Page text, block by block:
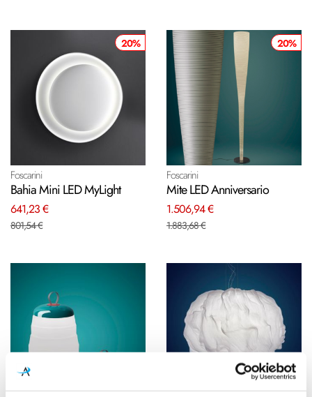
20%
Foscarini
Bahia Mini LED MyLight
641,23 €
801,54 €
20%
Foscarini
Mite LED Anniversario
1.506,94 €
1.883,68 €